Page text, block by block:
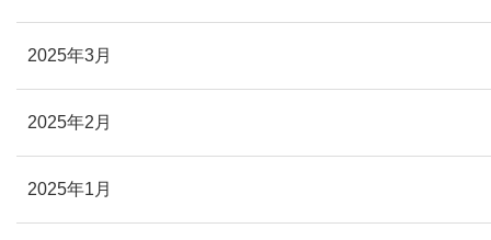
2025年3月
2025年2月
2025年1月